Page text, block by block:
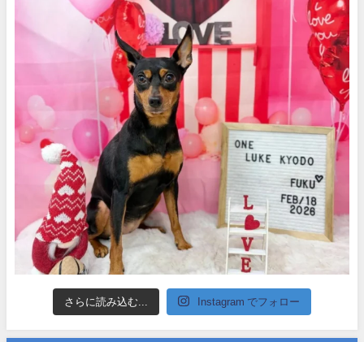
さらに読み込む... Instagram でフォロー